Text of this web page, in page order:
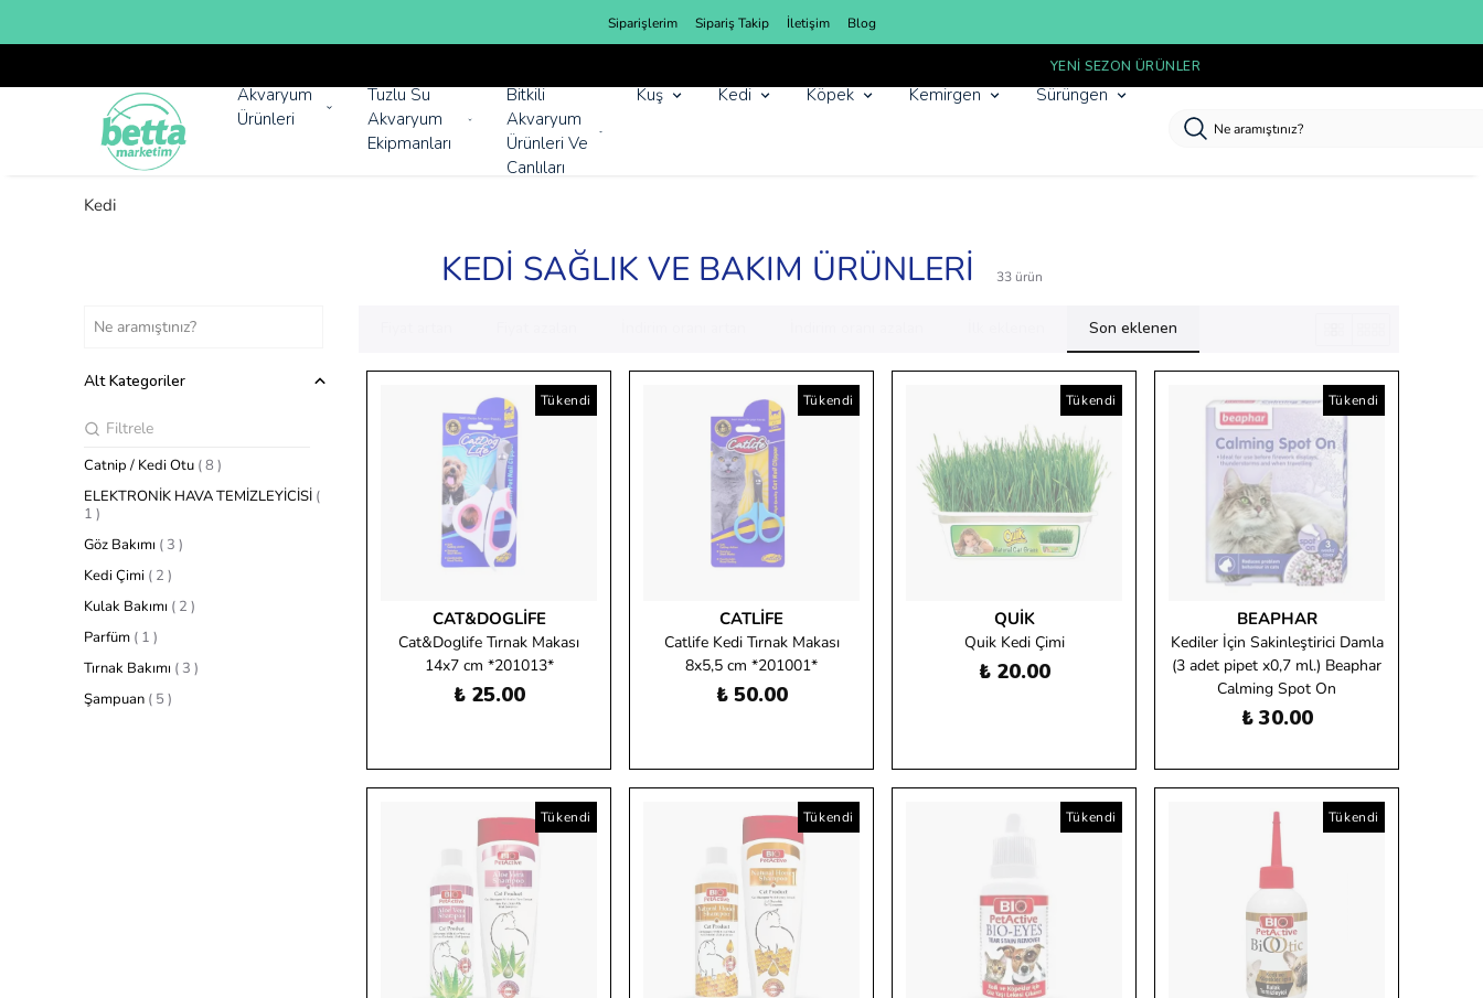
Siparişlerim Sipariş Takip İletişim Blog
Akvaryum
Ürünleri
Tuzlu Su
Akvaryum
Ekipmanları
Bitkili
Akvaryum
Ürünleri Ve
Canlıları
Kuş Kedi Köpek Kemirgen Sürüngen
Kedi
KEDİ SAĞLIK VE BAKIM ÜRÜNLERİ 33 ürün
Son eklenen
Alt Kategoriler
Catnip / Kedi Otu (8 )
ELEKTRONİK HAVA TEMİZLEYİCİSİ (
1 )
Göz Bakımı ( 3 )
Kedi Çimi ( 2 )
Kulak Bakımı ( 2 )
Parfüm ( 1 )
Tırnak Bakımı ( 3 )
Şampuan ( 5 )
Tükendi
CAT&DOGLIFE
Cat&Doglife Tırnak Makası
14x7 cm *201013*
₺ 25.00
Tükendi
CATLIFE
Catlife Kedi Tırnak Makası
8x5,5 cm *201001*
₺ 50.00
Tükendi
QUIK
Quik Kedi Çimi
₺ 20.00
Tükendi
BEAPHAR
Kediler İçin Sakinleştirici Damla
(3 adet pipet x0,7 ml.) Beaphar
Calming Spot On
₺ 30.00
Tükendi Tükendi Tükendi Tükendi